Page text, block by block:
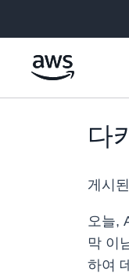
다
게시
오늘,
막 이
하여